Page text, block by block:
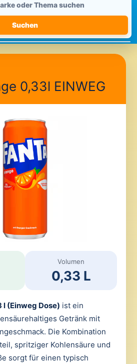
Suchen
0,33l EINWEG
Volumen
0,33 L
l (Einweg Dose) ist ein
Getränk mit
Die Kombination
spritziger Kohlensäure und
sorgt für einen typisch